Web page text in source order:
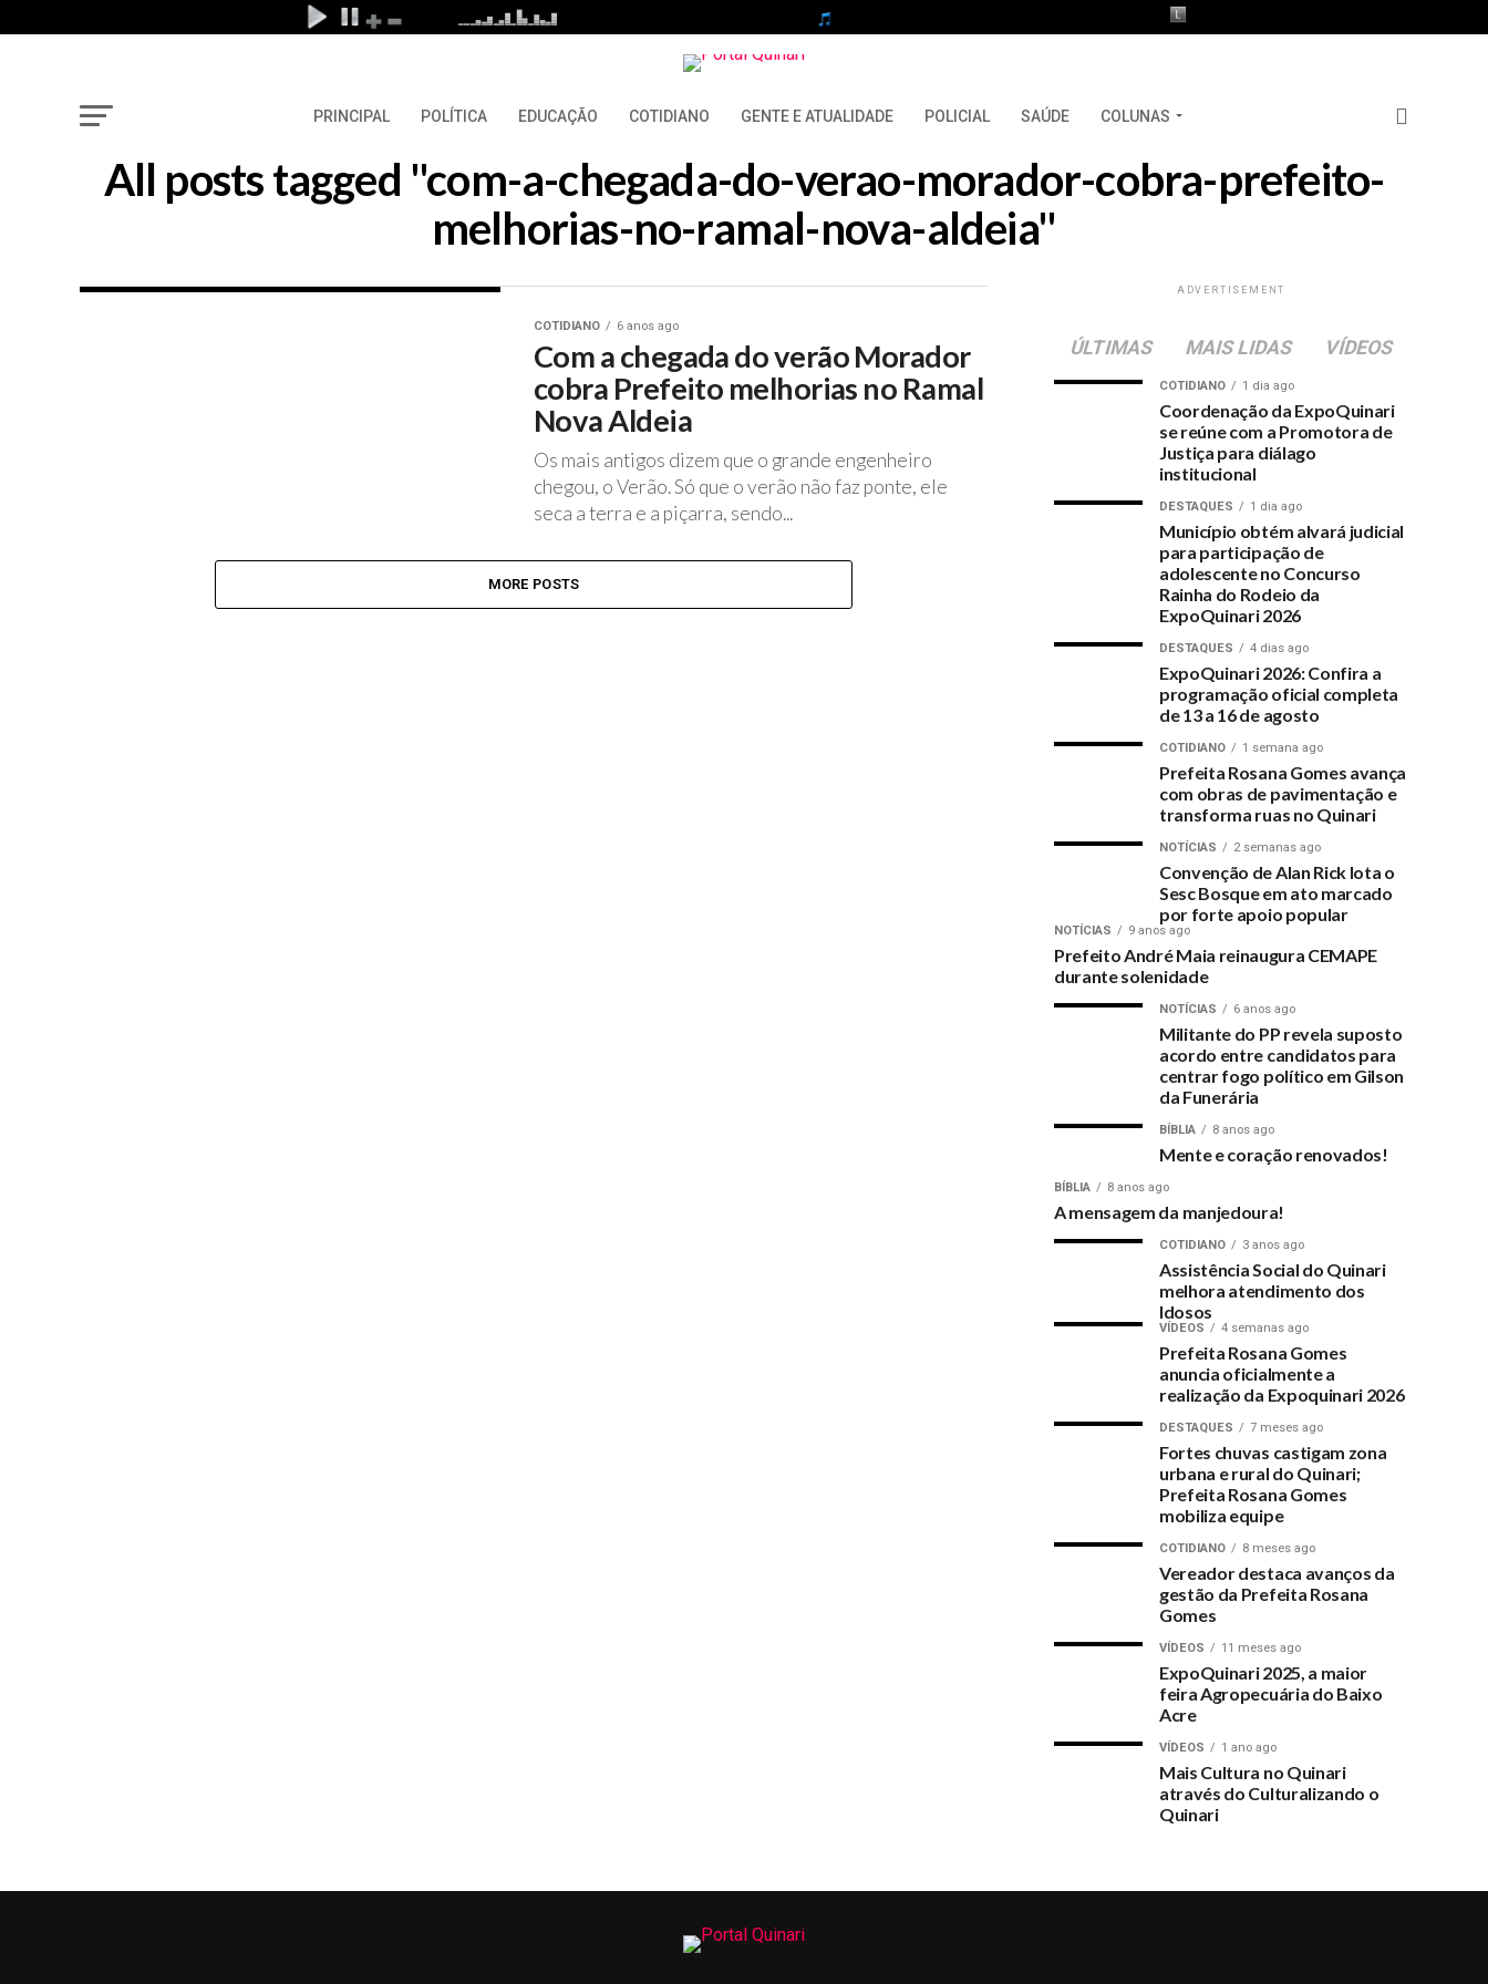
PRINCIPAL POLÍTICA EDUCAÇÃO COTIDIANO GENTE E ATUALIDADE POLICIAL SAÚDE COLUNAS
All posts tagged "com-a-chegada-do-verao-morador-cobra-prefeito-
melhorias-no-ramal-nova-aldeia"
COTIDIANO 6 anos ago
Com a chegada do verão Morador
cobra Prefeito melhorias no Ramal
Nova Aldeia
Os mais antigos dizem que o grande engenheiro
chegou, o Verão. Só que o verão não faz ponte, ele
seca a terra e a piçarra, sendo...
MORE POSTS
ADVERTISEMENT
ÚLTIMAS MAIS LIDAS VÍDEOS
COTIDIANO 1 dia ago
Coordenação da ExpoQuinari
se reúne com a Promotora de
Justiça para diálago
institucional
DESTAQUES 1 dia ago
Município obtém alvará judicial
para participação de
adolescente no Concurso
Rainha do Rodeio da
ExpoQuinari 2026
DESTAQUES 4 dias ago
ExpoQuinari 2026: Confira a
programação oficial completa
de 13 a 16 de agosto
COTIDIANO 1 semana ago
Prefeita Rosana Gomes avança
com obras de pavimentação e
transforma ruas no Quinari
NOTÍCIAS 2 semanas ago
Convenção de Alan Rick lota o
Sesc Bosque em ato marcado
por forte apoio popular
NOTÍCIAS 9 anos ago
Prefeito André Maia reinaugura CEMAPE
durante solenidade
NOTÍCIAS 6 anos ago
Militante do PP revela suposto
acordo entre candidatos para
centrar fogo político em Gilson
da Funerária
BÍBLIA 8 anos ago
Mente e coração renovados!
BÍBLIA 8 anos ago
A mensagem da manjedoura!
COTIDIANO 3 anos ago
Assistência Social do Quinari
melhora atendimento dos
Idosos
VÍDEOS 4 semanas ago
Prefeita Rosana Gomes
anuncia oficialmente a
realização da Expoquinari 2026
DESTAQUES 7 meses ago
Fortes chuvas castigam zona
urbana e rural do Quinari;
Prefeita Rosana Gomes
mobiliza equipe
COTIDIANO 8 meses ago
Vereador destaca avanços da
gestão da Prefeita Rosana
Gomes
VÍDEOS 11 meses ago
ExpoQuinari 2025, a maior
feira Agropecuária do Baixo
Acre
VÍDEOS 1 ano ago
Mais Cultura no Quinari
através do Culturalizando o
Quinari